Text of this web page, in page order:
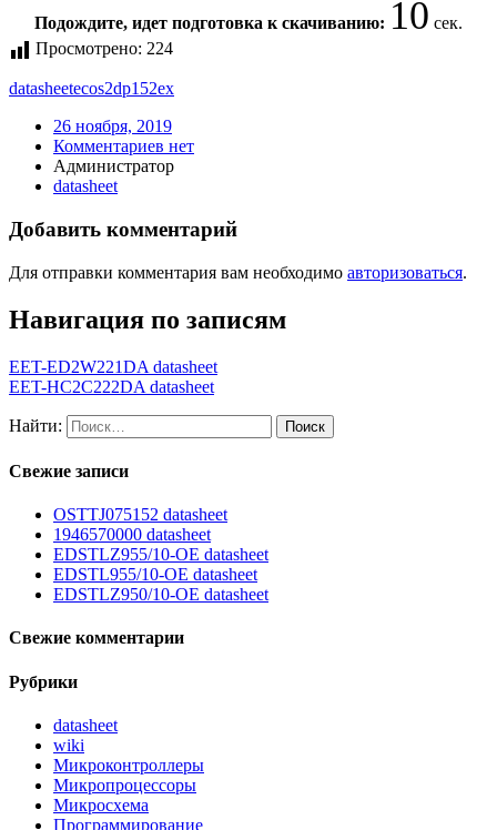
Подождите, идет подготовка к скачиванию: 10 сек.
Просмотрено: 224
datasheetecos2dp152ex
26 ноября, 2019
Комментариев нет
Администратор
datasheet
Добавить комментарий
Для отправки комментария вам необходимо авторизоваться.
Навигация по записям
EET-ED2W221DA datasheet
EET-HC2C222DA datasheet
Найти:
Свежие записи
OSTTJ075152 datasheet
1946570000 datasheet
EDSTLZ955/10-OE datasheet
EDSTL955/10-OE datasheet
EDSTLZ950/10-OE datasheet
Свежие комментарии
Рубрики
datasheet
wiki
Микроконтроллеры
Микропроцессоры
Микросхема
Программирование